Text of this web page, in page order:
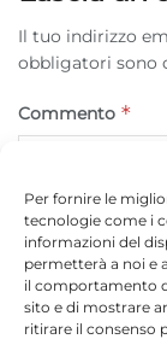
Per fornire le
tecnologie come i
informazioni del
permetterà a noi e
il comportamento
sito e di mostrare
ritirare il consenso
Il tuo indirizzo
obbligatori sono
Commento *